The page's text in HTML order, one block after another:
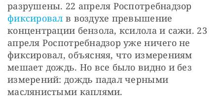
фиксировал в воздухе превышение
концентрации бензола, ксилола и сажи. 23
апреля Роспотребнадзор уже ничего не
фиксировал, объясняя, что измерениям
мешает дождь. Но все было видно и без
измерений: дождь падал черными
маслянистыми каплями.